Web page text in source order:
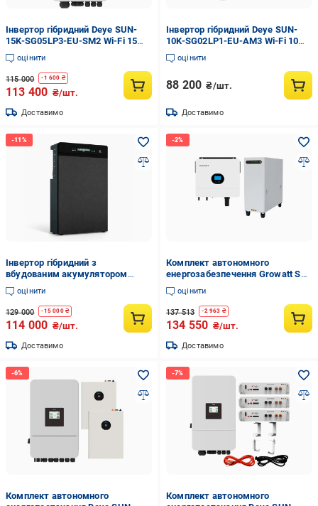
Інвертор гібридний Deye SUN-
15K-SG05LP3-EU-SM2 Wi-Fi 15
kW 3 фази 2 MPPT LV
(2898244602)
оцінити
115 000 -1 600 ₴
113 400 ₴/шт.
Доставимо
Інвертор гібридний Deye SUN-
10K-SG02LP1-EU-AM3 Wi-Fi 10
kW 1 фаза 3 MPPT LV
(2898228975)
оцінити
88 200 ₴/шт.
Доставимо
Інвертор гібридний з
вбудованим акумулятором
FlashFish SR5000 5120 Вт·год
(2694)
оцінити
129 000 -15 000₴
114 000 ₴/шт.
Доставимо
Комплект автономного
енергозабезпечення Growatt SPF
6000 ES Plus 6kW та Pytes V15
14,34kWh White (31330811)
оцінити
137 513 -2 963 ₴
134 550 ₴/шт.
Доставимо
Комплект автономного
Комплект автономного